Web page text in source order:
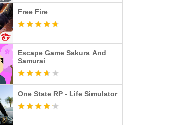
Free Fire
Escape Game Sakura And
Samurai
One State RP - Life Simulator